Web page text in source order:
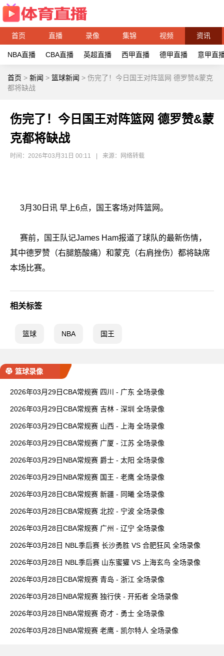
首页 直播 录像 集锦 视频 资讯
NBA直播 CBA直播 英超直播 西甲直播 德甲直播 意甲直
首页 > 新闻 > 篮球新闻 > 伤完了！今日国王对阵篮网 德罗赞&蒙克
都将缺战
伤完了！今日国王对阵篮网 德罗赞&蒙
克都将缺战
时间：2026年03月31日 00:11 来源：网络转载
3月30日讯 早上6点，国王客场对阵篮网。
赛前，国王队记James Ham报道了球队的最新伤情，
其中德罗赞（右腿筋酸痛）和蒙克（右肩挫伤）都将缺席
本场比赛。
相关标签
篮球 NBA 国王
篮球录像
2026年03月29日CBA常规赛 四川 - 广东 全场录像
2026年03月29日CBA常规赛 吉林 - 深圳 全场录像
2026年03月29日CBA常规赛 山西 - 上海 全场录像
2026年03月29日CBA常规赛 广厦 - 江苏 全场录像
2026年03月29日NBA常规赛 爵士 - 太阳 全场录像
2026年03月29日NBA常规赛 国王 - 老鹰 全场录像
2026年03月28日CBA常规赛 新疆 - 同曦 全场录像
2026年03月28日CBA常规赛 北控 - 宁波 全场录像
2026年03月28日CBA常规赛 广州 - 辽宁 全场录像
2026年03月28日 NBL季后赛 长沙勇胜 VS 合肥狂风 全场录像
2026年03月28日 NBL季后赛 山东蜜獾 VS 上海玄鸟 全场录像
2026年03月28日CBA常规赛 青岛 - 浙江 全场录像
2026年03月28日NBA常规赛 独行侠 - 开拓者 全场录像
2026年03月28日NBA常规赛 奇才 - 勇士 全场录像
2026年03月28日NBA常规赛 老鹰 - 凯尔特人 全场录像